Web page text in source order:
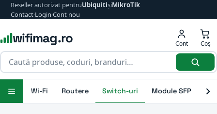
Reseller autorizat pentruUbiquitișiMikroTik
Contact·Login·Cont nou
wifimag.ro Cont Coș
Wi-Fi Routere Switch-uri Module SFP